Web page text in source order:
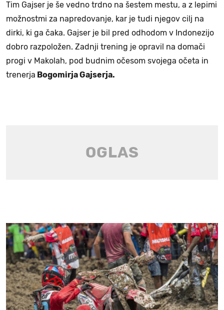
Tim Gajser je še vedno trdno na šestem mestu, a z lepimi
možnostmi za napredovanje, kar je tudi njegov cilj na
dirki, ki ga čaka. Gajser je bil pred odhodom v Indonezijo
dobro razpoložen. Zadnji trening je opravil na domači
progi v Makolah, pod budnim očesom svojega očeta in
trenerja Bogomirja Gajserja.